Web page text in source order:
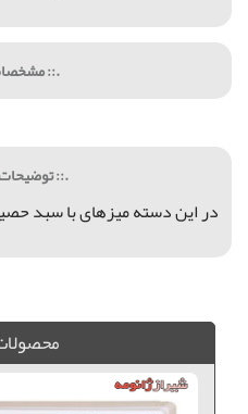
.::
.::
در این دسته میزهای با سبد